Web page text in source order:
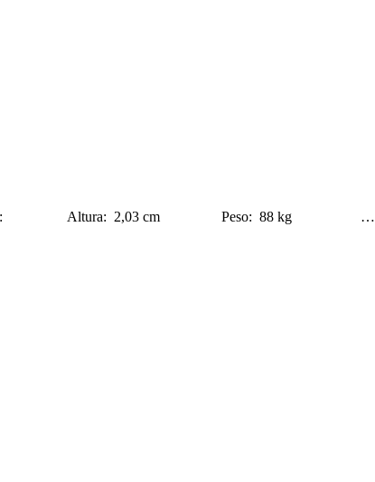
Altura: 2,03 cm Peso: 88 kg …